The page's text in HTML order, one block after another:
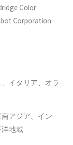
Color
Corporation
イタリア、オラ
アジア、イン
地域